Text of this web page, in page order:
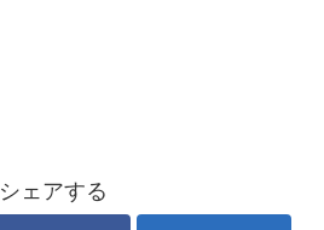
シェアする